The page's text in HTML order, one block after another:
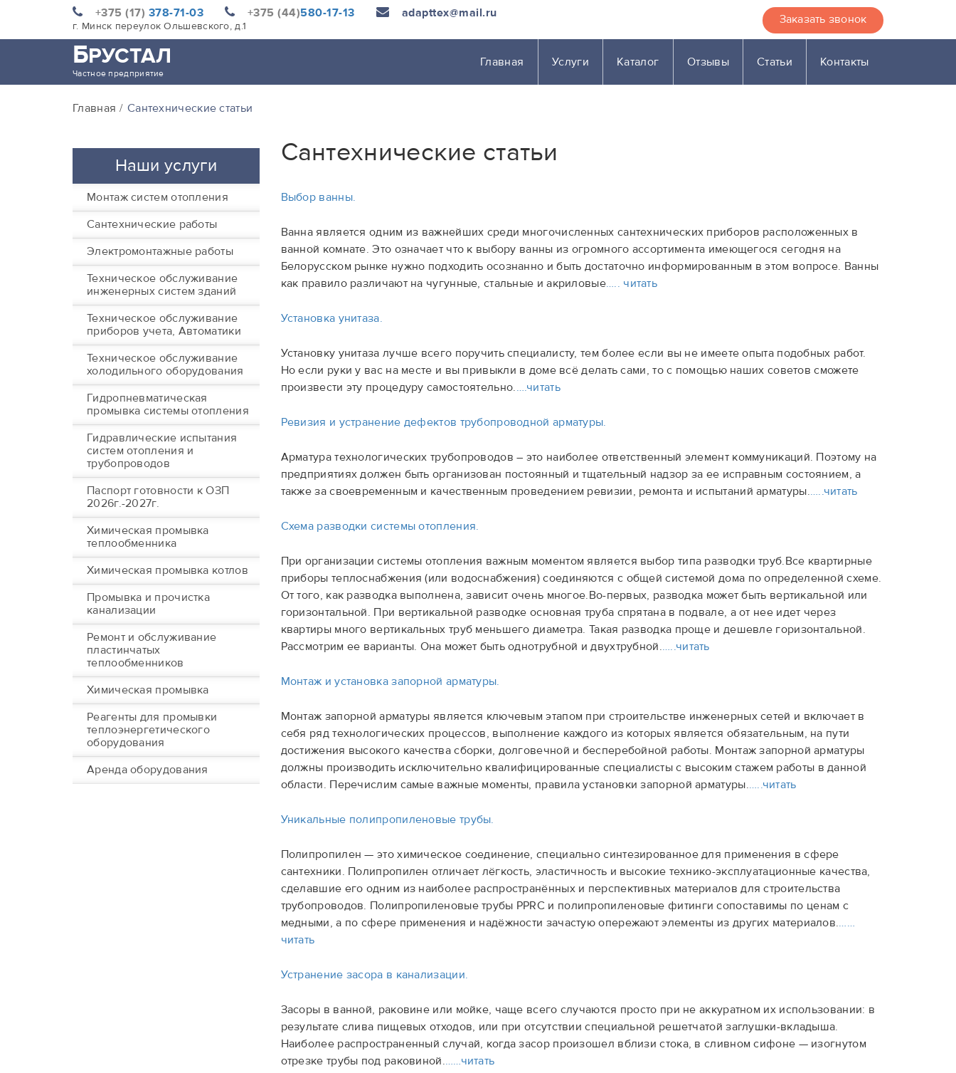
+375 (17) 378-71-03 +375 (44)580-17-13 adapttex@mail.ru
г. Минск переулок Ольшевского, д.1 Заказать звонок
БРУСТАЛ
Частное предприятие
Главная Услуги Каталог Отзывы Статьи Контакты
Главная Сантехнические статьи
Наши услуги
Монтаж систем отопления
Сантехнические работы
Электромонтажные работы
Техническое обслуживание
инженерных систем зданий
Техническое обслуживание
приборов учета, Автоматики
Техническое обслуживание
холодильного оборудования
Гидропневматическая
промывка системы отопления
Гидравлические испытания
систем отопления и
трубопроводов
Паспорт готовности к ОЗП
2026г.-2027г.
Химическая промывка
теплообменника
Химическая промывка котлов
Промывка и прочистка
канализации
Ремонт и обслуживание
пластинчатых
теплообменников
Химическая промывка
Реагенты для промывки
теплоэнергетического
оборудования
Аренда оборудования
Сантехнические статьи
Выбор ванны.
Ванна является одним из важнейших среди многочисленных сантехнических приборов расположенных в
ванной комнате. Это означает что к выбору ванны из огромного ассортимента имеющегося сегодня на
Белорусском рынке нужно подходить осознанно и быть достаточно информированным в этом вопросе. Ванны
как правило различают на чугунные, стальные и акриловые….. читать
Установка унитаза.
Установку унитаза лучше всего поручить специалисту, тем более если вы не имеете опыта подобных работ.
Но если руки у вас на месте и вы привыкли в доме всё делать сами, то с помощью наших советов сможете
произвести эту процедуру самостоятельно.….читать
Ревизия и устранение дефектов трубопроводной арматуры.
Арматура технологических трубопроводов – это наиболее ответственный элемент коммуникаций. Поэтому на
предприятиях должен быть организован постоянный и тщательный надзор за ее исправным состоянием, а
также за своевременным и качественным проведением ревизии, ремонта и испытаний арматуры.…..читать
Схема разводки системы отопления.
При организации системы отопления важным моментом является выбор типа разводки труб.Все квартирные
приборы теплоснабжения (или водоснабжения) соединяются с общей системой дома по определенной схеме.
От того, как разводка выполнена, зависит очень многое.Во-первых, разводка может быть вертикальной или
горизонтальной. При вертикальной разводке основная труба спрятана в подвале, а от нее идет через
квартиры много вертикальных труб меньшего диаметра. Такая разводка проще и дешевле горизонтальной.
Рассмотрим ее варианты. Она может быть однотрубной и двухтрубной.…..читать
Монтаж и установка запорной арматуры.
Монтаж запорной арматуры является ключевым этапом при строительстве инженерных сетей и включает в
себя ряд технологических процессов, выполнение каждого из которых является обязательным, на пути
достижения высокого качества сборки, долговечной и бесперебойной работы. Монтаж запорной арматуры
должны производить исключительно квалифицированные специалисты с высоким стажем работы в данной
области. Перечислим самые важные моменты, правила установки запорной арматуры.…..читать
Уникальные полипропиленовые трубы.
Полипропилен — это химическое соединение, специально синтезированное для применения в сфере
сантехники. Полипропилен отличает лёгкость, эластичность и высокие технико-эксплуатационные качества,
сделавшие его одним из наиболее распространённых и перспективных материалов для строительства
трубопроводов. Полипропиленовые трубы PPRC и полипропиленовые фитинги сопоставимы по ценам с
медными, а по сфере применения и надёжности зачастую опережают элементы из других материалов.……
читать
Устранение засора в канализации.
Засоры в ванной, раковине или мойке, чаще всего случаются просто при не аккуратном их использовании: в
результате слива пищевых отходов, или при отсутствии специальной решетчатой заглушки-вкладыша.
Наиболее распространенный случай, когда засор произошел вблизи стока, в сливном сифоне — изогнутом
отрезке трубы под раковиной.……читать